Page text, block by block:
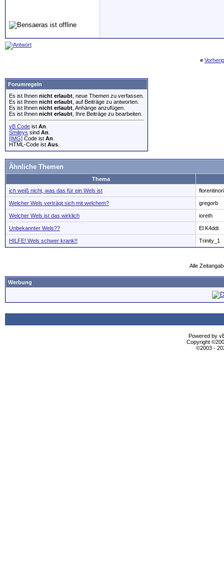
«
Forumregeln
Es ist Ihnen nicht erlaubt , neue Themen zu verfassen.
Es ist Ihnen nicht erlaubt , auf Beiträge zu antworten.
Es ist Ihnen nicht erlaubt , Anhänge anzufügen.
Es ist Ihnen nicht erlaubt , Ihre Beiträge zu bearbeiten.
vB Code ist An
Smileys sind An
[IMG] Code ist An
HTML-Code ist Aus
Ähnliche Themen
Thema
ich weiß nicht, was das für ein Wels ist
Welcher Wels verträgt sich mit welchem? gregorb
Welcher Wels ist das wirklich ioreth
Unbekannter Wels?? El K4ddi
HILFE! Wels schwer krank!! Trinity_1
Alle
Werbung
Powered by
Copyright
©2003 -